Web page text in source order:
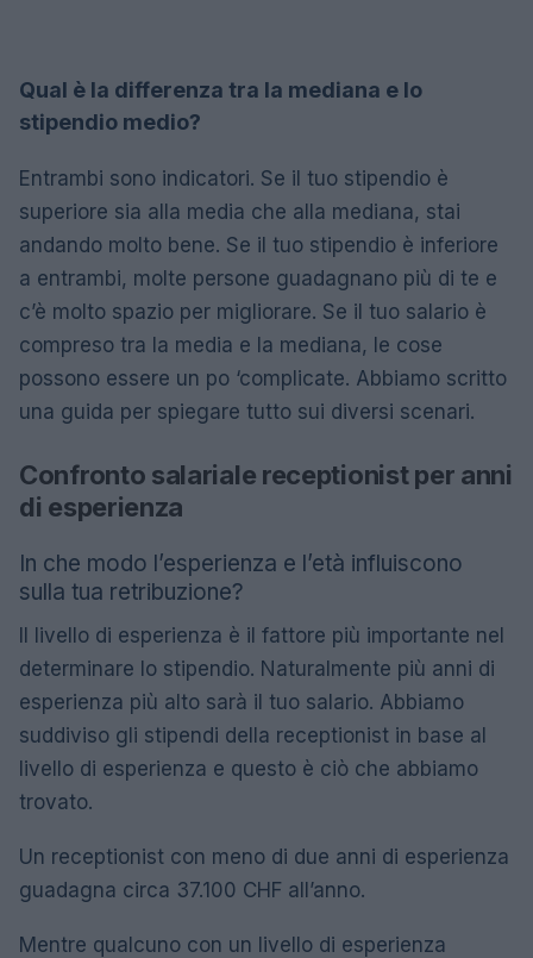
Qual è la differenza tra la mediana e lo
stipendio medio?
Entrambi sono indicatori. Se il tuo stipendio è
superiore sia alla media che alla mediana, stai
andando molto bene. Se il tuo stipendio è inferiore
a entrambi, molte persone guadagnano più di te e
c’è molto spazio per migliorare. Se il tuo salario è
compreso tra la media e la mediana, le cose
possono essere un po ‘complicate. Abbiamo scritto
una guida per spiegare tutto sui diversi scenari.
Confronto salariale receptionist per anni
di esperienza
In che modo l’esperienza e l’età influiscono
sulla tua retribuzione?
Il livello di esperienza è il fattore più importante nel
determinare lo stipendio. Naturalmente più anni di
esperienza più alto sarà il tuo salario. Abbiamo
suddiviso gli stipendi della receptionist in base al
livello di esperienza e questo è ciò che abbiamo
trovato.
Un receptionist con meno di due anni di esperienza
guadagna circa 37.100 CHF all’anno.
Mentre qualcuno con un livello di esperienza